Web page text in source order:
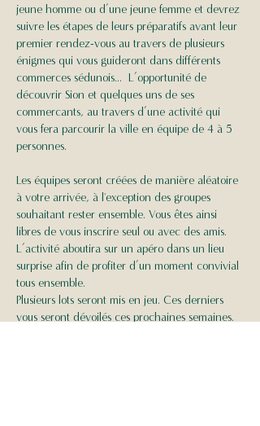
jeune homme ou d’une jeune femme et devrez
suivre les étapes de leurs préparatifs avant leur
premier rendez-vous au travers de plusieurs
énigmes qui vous guideront dans différents
commerces sédunois...  L’opportunité de
découvrir Sion et quelques uns de ses
commercants, au travers d’une activité qui
vous fera parcourir la ville en équipe de 4 à 5
personnes.
Les équipes seront créées de manière aléatoire
à votre arrivée, à l'exception des groupes
souhaitant rester ensemble. Vous êtes ainsi
libres de vous inscrire seul ou avec des amis.
L’activité aboutira sur un apéro dans un lieu
surprise afin de profiter d’un moment convivial
tous ensemble.
Plusieurs lots seront mis en jeu. Ces derniers
vous seront dévoilés ces prochaines semaines.